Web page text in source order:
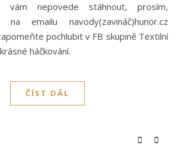
nepovede stáhnout, prosím,
emailu navody(zavináč)hunor.cz
pochlubit v FB skupině Textilní
háčkování.
ČÍST DÁL